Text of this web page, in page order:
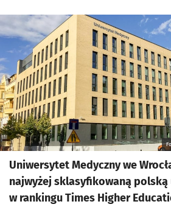
Kliknij, aby powiększyć
Uniwersytet Medyczny we
najwyżej sklasyfikowaną polską
w rankingu Times Higher